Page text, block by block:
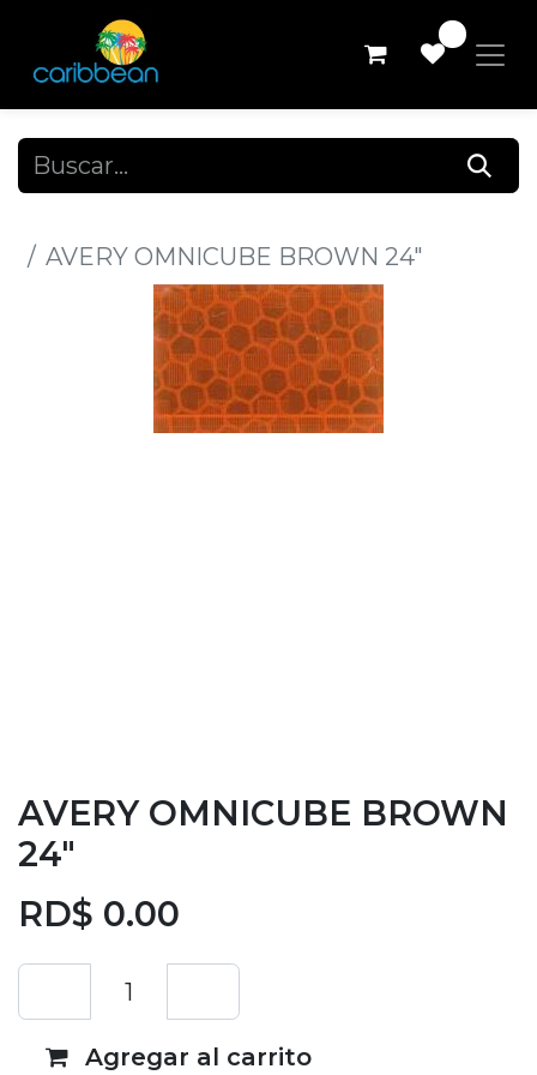
AVERY OMNICUBE BROWN 24"
AVERY OMNICUBE BROWN
24"
RD$ 0.00
Agregar al carrito